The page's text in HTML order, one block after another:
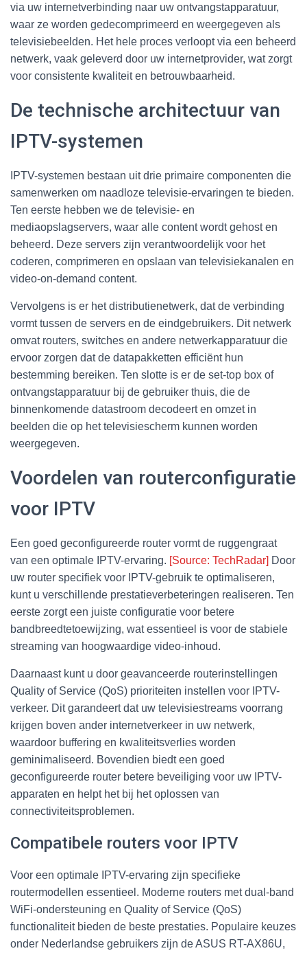
via uw internetverbinding naar uw ontvangstapparatuur,
waar ze worden gedecomprimeerd en weergegeven als
televisiebeelden. Het hele proces verloopt via een beheerd
netwerk, vaak geleverd door uw internetprovider, wat zorgt
voor consistente kwaliteit en betrouwbaarheid.
De technische architectuur van
IPTV-systemen
IPTV-systemen bestaan uit drie primaire componenten die
samenwerken om naadloze televisie-ervaringen te bieden.
Ten eerste hebben we de televisie- en
mediaopslagservers, waar alle content wordt gehost en
beheerd. Deze servers zijn verantwoordelijk voor het
coderen, comprimeren en opslaan van televisiekanalen en
video-on-demand content.
Vervolgens is er het distributienetwerk, dat de verbinding
vormt tussen de servers en de eindgebruikers. Dit netwerk
omvat routers, switches en andere netwerkapparatuur die
ervoor zorgen dat de datapakketten efficiënt hun
bestemming bereiken. Ten slotte is er de set-top box of
ontvangstapparatuur bij de gebruiker thuis, die de
binnenkomende datastroom decodeert en omzet in
beelden die op het televisiescherm kunnen worden
weergegeven.
Voordelen van routerconfiguratie
voor IPTV
Een goed geconfigureerde router vormt de ruggengraat
van een optimale IPTV-ervaring. [Source: TechRadar] Door
uw router specifiek voor IPTV-gebruik te optimaliseren,
kunt u verschillende prestatieverbeteringen realiseren. Ten
eerste zorgt een juiste configuratie voor betere
bandbreedtetoewijzing, wat essentieel is voor de stabiele
streaming van hoogwaardige video-inhoud.
Daarnaast kunt u door geavanceerde routerinstellingen
Quality of Service (QoS) prioriteiten instellen voor IPTV-
verkeer. Dit garandeert dat uw televisiestreams voorrang
krijgen boven ander internetverkeer in uw netwerk,
waardoor buffering en kwaliteitsverlies worden
geminimaliseerd. Bovendien biedt een goed
geconfigureerde router betere beveiliging voor uw IPTV-
apparaten en helpt het bij het oplossen van
connectiviteitsproblemen.
Compatibele routers voor IPTV
Voor een optimale IPTV-ervaring zijn specifieke
routermodellen essentieel. Moderne routers met dual-band
WiFi-ondersteuning en Quality of Service (QoS)
functionaliteit bieden de beste prestaties. Populaire keuzes
onder Nederlandse gebruikers zijn de ASUS RT-AX86U,